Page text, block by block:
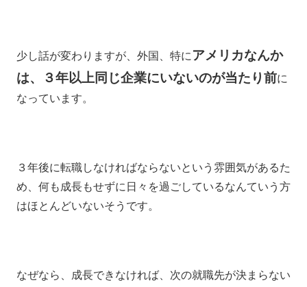
少し話が変わりますが、外国、特に アメリカなんか
は、３年以上同じ企業にいないのが当たり前に
なっています。
３年後に転職しなければならないという雰囲気があるた
め、何も成長もせずに日々を過ごしているなんていう方
はほとんどいないそうです。
なぜなら、成長できなければ、次の就職先が決まらない